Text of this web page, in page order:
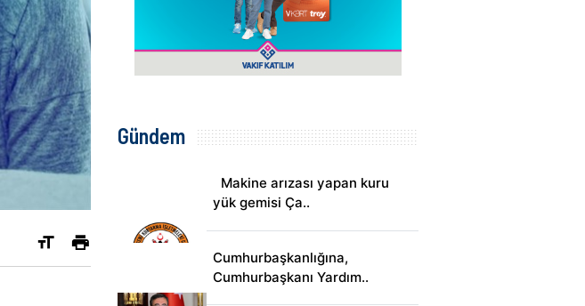
Gündem
Makine arızası yapan kuru
yük gemisi Ça..
Cumhurbaşkanlığına,
Cumhurbaşkanı Yardım..